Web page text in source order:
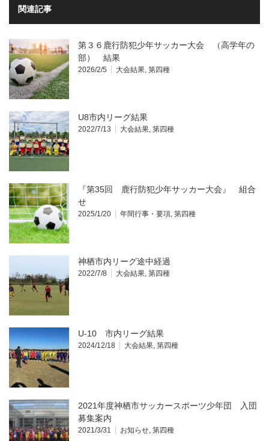
関連記事
第３６鹿行防犯少年サッカー大会 （高学年の
部） 結果
2026/2/5 大会結果, 第四種
U8市内リーグ結果
2022/7/13 大会結果, 第四種
『第35回 鹿行防犯少年サッカー大会』 組合
せ
2025/1/20 年間行事・要項, 第四種
神栖市内リーグ途中経過
2022/7/8 大会結果, 第四種
U-10 市内リーグ結果
2024/12/18 大会結果, 第四種
2021年度神栖市サッカースポーツ少年団 入団
募集案内
2021/3/31 お知らせ, 第四種